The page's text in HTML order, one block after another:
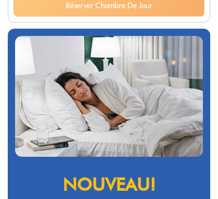
Réserver Chambre De Jour
NOUVEAU!